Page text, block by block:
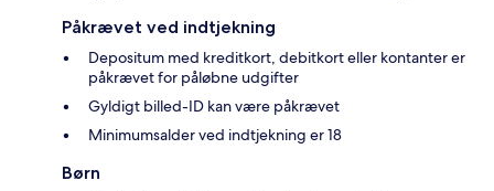
Påkrævet ved indtjekning
Depositum med kreditkort, debitkort eller kontanter er
påkrævet for påløbne udgifter
Gyldigt billed-ID kan være påkrævet
Minimumsalder ved indtjekning er 18
Børn